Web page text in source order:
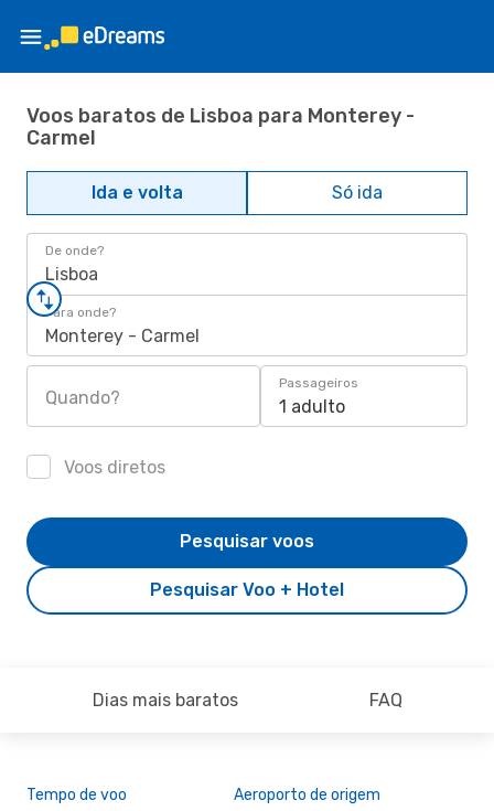
Voos baratos de Lisboa para Monterey -
Carmel
Ida e volta Só ida
De onde?
Lisboa
Para onde?
Monterey - Carmel
Quando?
Passageiros
1 adulto
Voos diretos
Pesquisar Voo + Hotel
Pesquisar voos
Dias mais baratos FAQ
Tempo de voo Aeroporto de origem